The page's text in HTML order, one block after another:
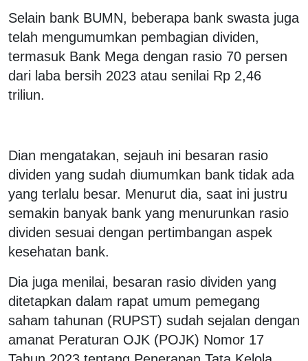
Selain bank BUMN, beberapa bank swasta juga
telah mengumumkan pembagian dividen,
termasuk Bank Mega dengan rasio 70 persen
dari laba bersih 2023 atau senilai Rp 2,46
triliun.
Dian mengatakan, sejauh ini besaran rasio
dividen yang sudah diumumkan bank tidak ada
yang terlalu besar. Menurut dia, saat ini justru
semakin banyak bank yang menurunkan rasio
dividen sesuai dengan pertimbangan aspek
kesehatan bank.
Dia juga menilai, besaran rasio dividen yang
ditetapkan dalam rapat umum pemegang
saham tahunan (RUPST) sudah sejalan dengan
amanat Peraturan OJK (POJK) Nomor 17